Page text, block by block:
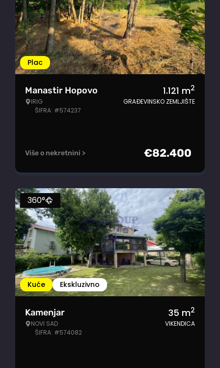
Plac
Manastir Hopovo
IRIG
ŠIFRA: #574237
1.121 m2
GRAĐEVINSKO ZEMLJIŠTE
Više o nekretnini > €82.400
Kuće Ekskluzivno
360°
Kamenjar
NOVI SAD
ŠIFRA: #574082
35 m2
VIKENDICA